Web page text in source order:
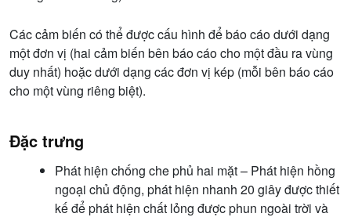
Các cảm biến có thể được cấu hình để báo cáo dưới dạng
một đơn vị (hai cảm biến bên báo cáo cho một đầu ra vùng
duy nhất) hoặc dưới dạng các đơn vị kép (mỗi bên báo cáo
cho một vùng riêng biệt).
Đặc trưng
Phát hiện chống che phủ hai mặt – Phát hiện hồng
ngoại chủ động, phát hiện nhanh 20 giây được thiết
kế để phát hiện chất lỏng được phun ngoài trời và